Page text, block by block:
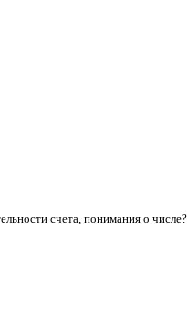
счета, понимания о числе?